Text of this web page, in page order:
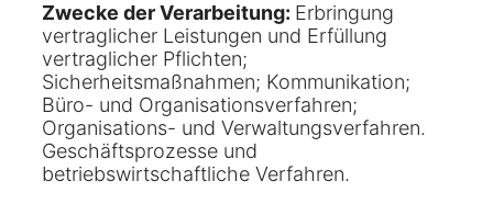
Zwecke der Verarbeitung: Erbringung
vertraglicher Leistungen und Erfüllung
vertraglicher Pflichten;
Sicherheitsmaßnahmen; Kommunikation;
Büro- und Organisationsverfahren;
Organisations- und Verwaltungsverfahren.
Geschäftsprozesse und
betriebswirtschaftliche Verfahren.